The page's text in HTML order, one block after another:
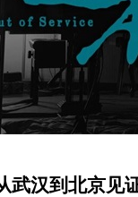
武汉到北京见